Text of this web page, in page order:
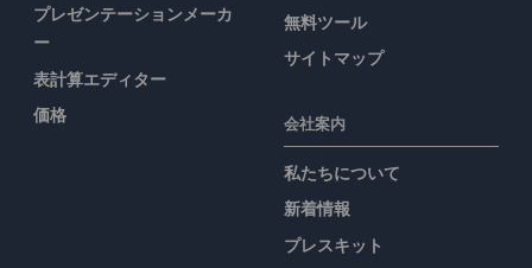
プレゼンテーションメーカ
ー
表計算エディター
価格
無料ツール
サイトマップ
会社案内
私たちについて
新着情報
プレスキット